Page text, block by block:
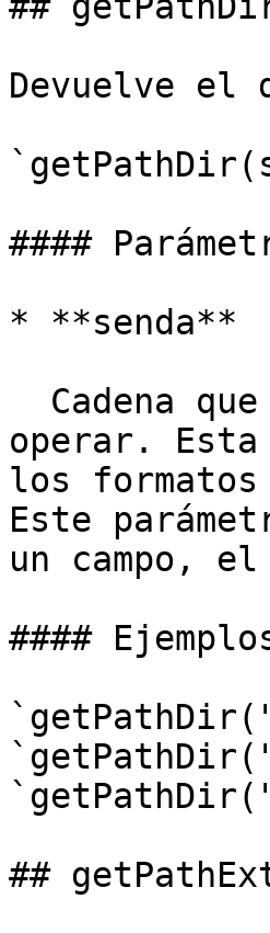
Devuelve el
####
* **senda**
operar. Esta
los
Este
un campo,
####
##